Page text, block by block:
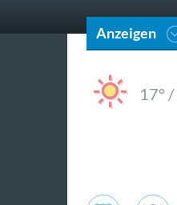
Anzeigen
17° /